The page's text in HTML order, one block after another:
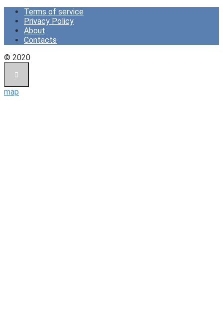
Terms of service
Privacy Policy
About
Contacts
© 2020
map